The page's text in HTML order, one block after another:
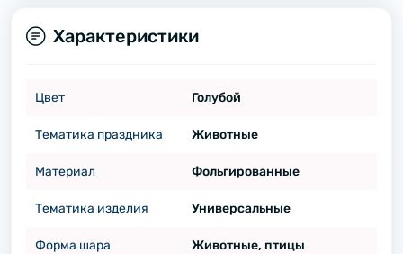
Характеристики
Цвет Голубой
Тематика праздника Животные
Материал Фольгированные
Тематика изделия Универсальные
Форма шара Животные, птицы